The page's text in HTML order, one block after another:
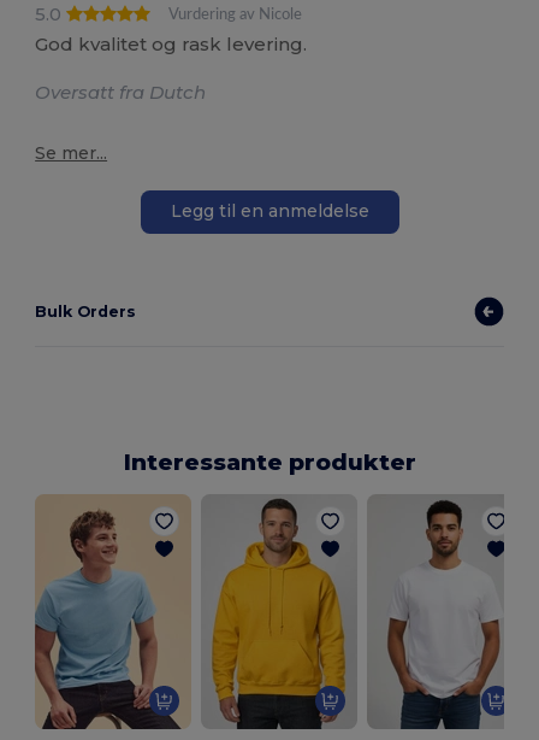
5.0
Vurdering av Nicole
God kvalitet og rask levering.
Oversatt fra Dutch
Se mer...
Legg til en anmeldelse
Bulk Orders
Interessante produkter